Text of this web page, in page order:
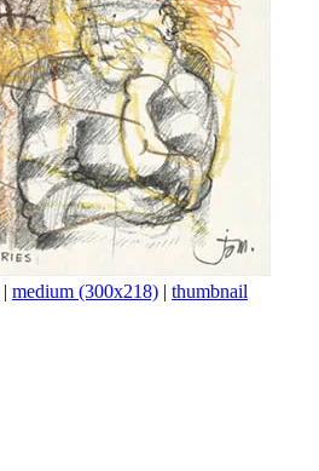
| medium (300x218) | thumbnail